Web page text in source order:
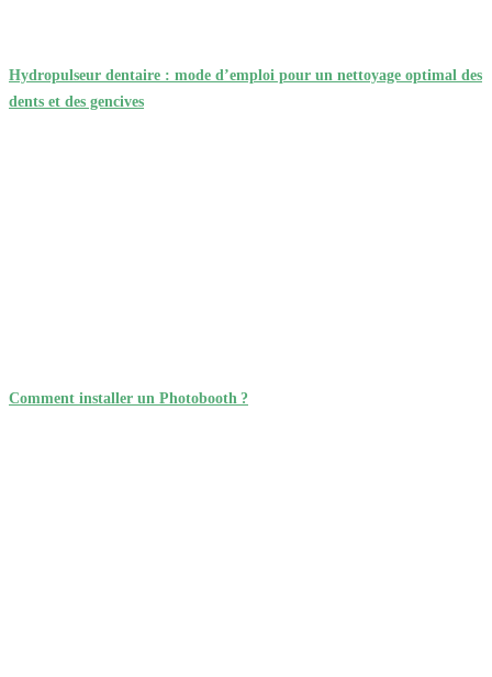
Hydropulseur dentaire : mode d’emploi pour un nettoyage optimal des
dents et des gencives
Comment installer un Photobooth ?